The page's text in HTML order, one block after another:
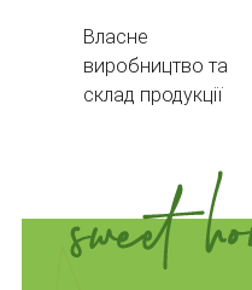
Власне
виробництво та
склад продукції